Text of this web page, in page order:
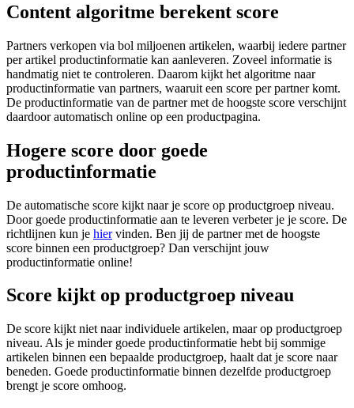
Content algoritme berekent score
Partners verkopen via bol miljoenen artikelen, waarbij iedere partner
per artikel productinformatie kan aanleveren. Zoveel informatie is
handmatig niet te controleren. Daarom kijkt het algoritme naar
productinformatie van partners, waaruit een score per partner komt.
De productinformatie van de partner met de hoogste score verschijnt
daardoor automatisch online op een productpagina.
Hogere score door goede
productinformatie
De automatische score kijkt naar je score op productgroep niveau.
Door goede productinformatie aan te leveren verbeter je je score. De
richtlijnen kun je hiervinden. Ben jij de partner met de hoogste
score binnen een productgroep? Dan verschijnt jouw
productinformatie online!
Score kijkt op productgroep niveau
De score kijkt niet naar individuele artikelen, maar op productgroep
niveau. Als je minder goede productinformatie hebt bij sommige
artikelen binnen een bepaalde productgroep, haalt dat je score naar
beneden. Goede productinformatie binnen dezelfde productgroep
brengt je score omhoog.